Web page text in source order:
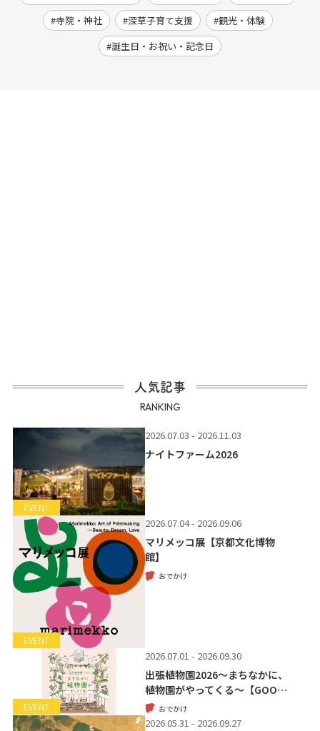
寺院・神社
深草子育て支援
観光・体験
誕生日・お祝い・記念日
人気記事
RANKING
EVENT
2026.07.03 - 2026.11.03
ナイトファーム2026
EVENT
2026.07.04 - 2026.09.06
マリメッコ展【京都文化博物
館】
おでかけ
EVENT
2026.07.01 - 2026.09.30
出張植物園2026～まちなかに、
植物園がやってくる～【GOO…
おでかけ
2026.05.31 - 2026.09.27